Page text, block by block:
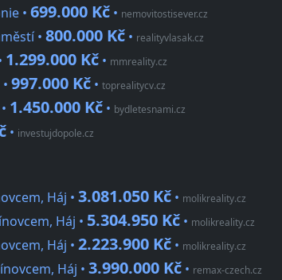
• 699.000 Kč • nemovitostisever.cz
• 800.000 Kč • realityvlasak.cz
1.299.000 Kč • mmreality.cz
997.000 Kč • toprealitycv.cz
1.450.000 Kč • bydletesnami.cz
• investujdopole.cz
Háj • 3.081.050 Kč • molikreality.cz
Háj • 5.304.950 Kč • molikreality.cz
Háj • 2.223.900 Kč • molikreality.cz
Háj • 3.990.000 Kč • remax-czech.cz